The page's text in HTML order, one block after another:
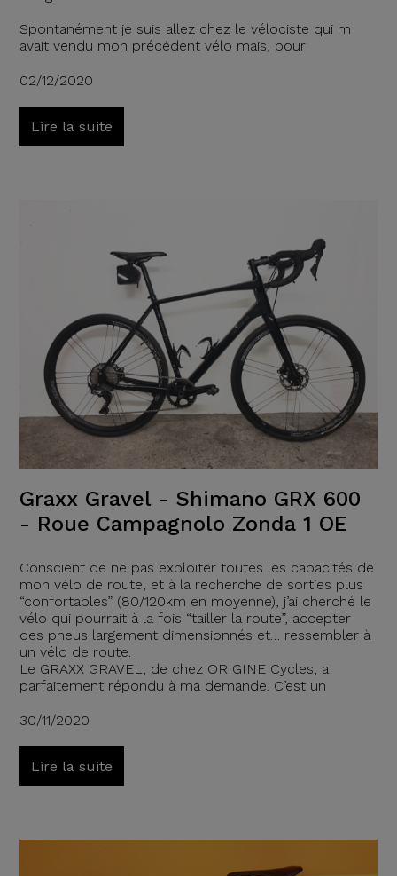
Spontanément je suis allez chez le vélociste qui m
avait vendu mon précédent vélo mais, pour
02/12/2020
Lire la suite
Graxx Gravel - Shimano GRX 600
- Roue Campagnolo Zonda 1 OE
Conscient de ne pas exploiter toutes les capacités de
mon vélo de route, et à la recherche de sorties plus
“confortables” (80/120km en moyenne), j’ai cherché le
vélo qui pourrait à la fois “tailler la route”, accepter
des pneus largement dimensionnés et… ressembler à
un vélo de route.
Le GRAXX GRAVEL, de chez ORIGINE Cycles, a
parfaitement répondu à ma demande. C’est un
30/11/2020
Lire la suite